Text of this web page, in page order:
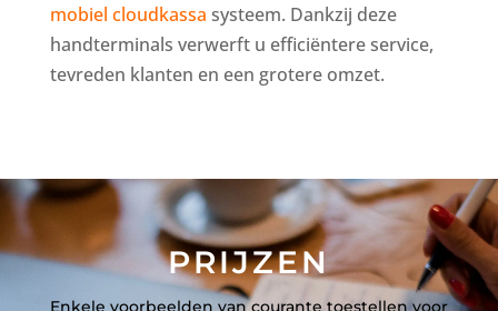
mobiel cloudkassa systeem. Dankzij deze
handterminals verwerft u efficiëntere service,
tevreden klanten en een grotere omzet.
PRIJZEN
Enkele voorbeelden van courante toestellen voor